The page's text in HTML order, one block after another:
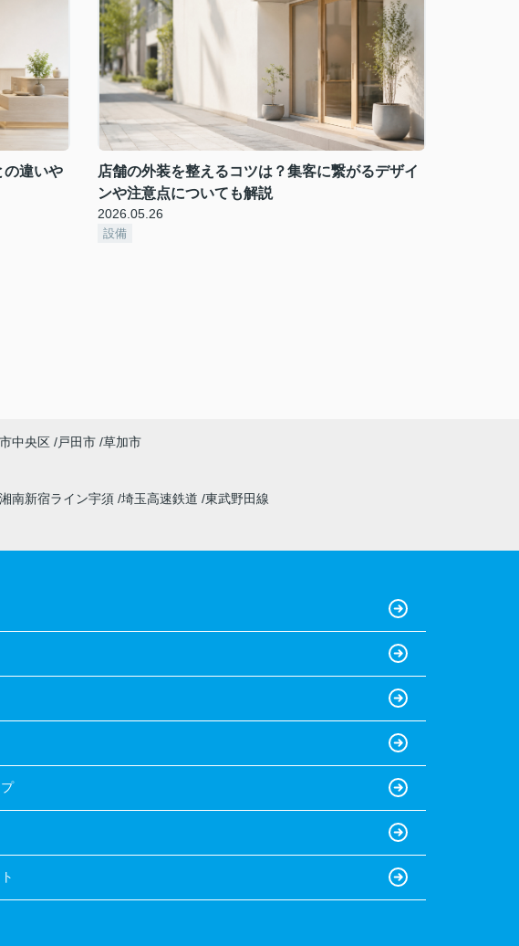
の違いや
店舗の外装を整えるコツは？集客に繋がるデザイ
ンや注意点についても解説
2026.05.26
設備
中央区 戸田市 草加市
湘南新宿ライン宇須 埼玉高速鉄道 東武野田線